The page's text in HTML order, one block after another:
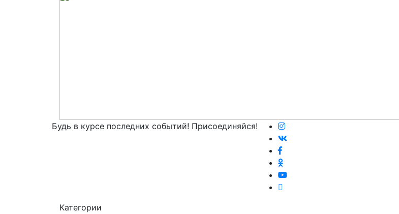
Будь в курсе последних событий! Присоединяйся!
Категории